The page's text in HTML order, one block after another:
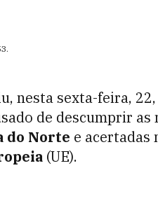
.
nesta sexta-feira,
de descumprir
do Norte e acertadas
(UE).